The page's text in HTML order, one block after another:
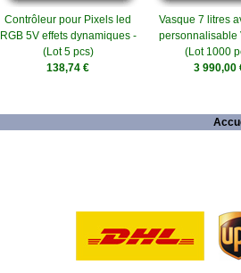
Contrôleur pour Pixels led
RGB 5V effets dynamiques -
(Lot 5 pcs)
138,74 €
Vasque 7 litres
personnalisable
(Lot 1000
3 990,00